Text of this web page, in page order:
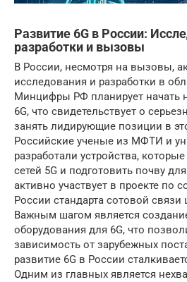
Развитие 6G в России:
разработки и вызовы
В России, несмотря на вызовы,
исследования и разработки в
Минцифры РФ планирует начать
6G, что свидетельствует о
занять лидирующие позиции в
Российские ученые из МФТИ и
разработали устройства,
сетей 5G и подготовить почву
активно участвует в проекте по
России стандарта сотовой
Важным шагом является
оборудования для 6G, что
зависимость от зарубежных
развитие 6G в России
Одним из главных является